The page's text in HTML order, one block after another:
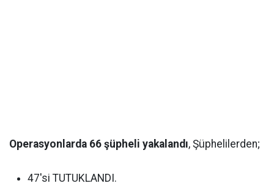
Operasyonlarda 66 şüpheli yakalandı, Şüphelilerden;
47'si TUTUKLANDI.